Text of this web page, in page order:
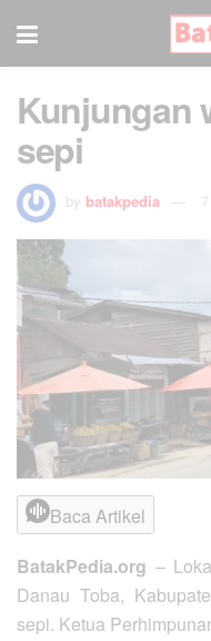
Kunjungan
sepi
by batakpedia
Baca Artikel
BatakPedia.org –
Danau Toba,
sepi. Ketua